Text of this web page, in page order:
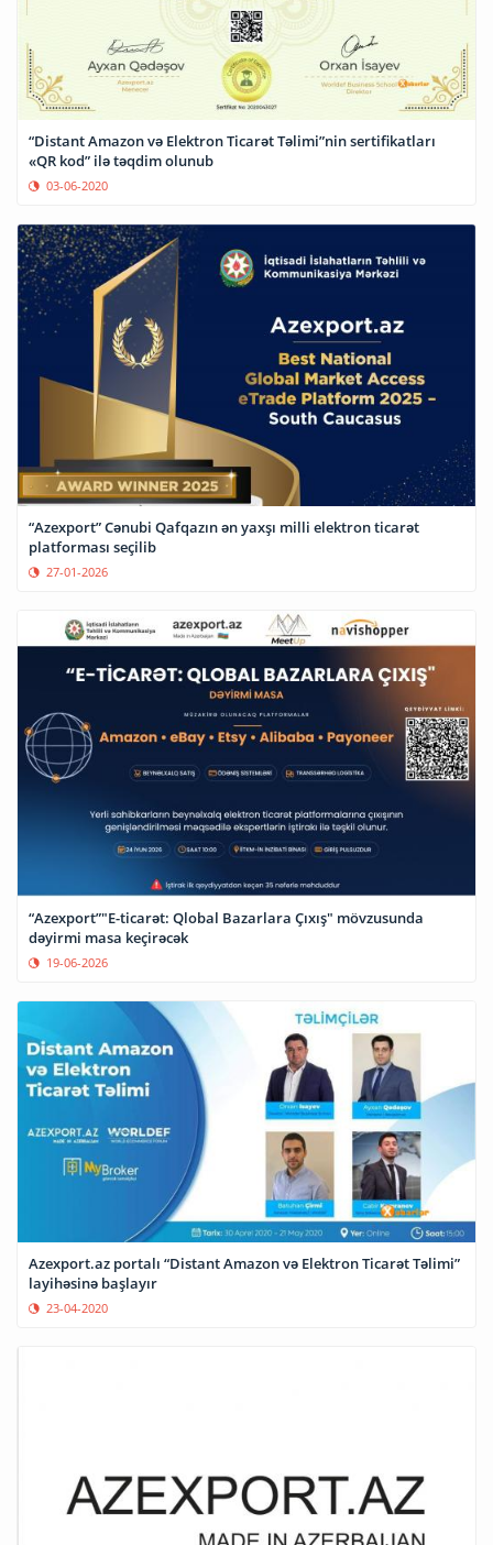
“Distant Amazon və Elektron Ticarət Təlimi”nin sertifikatları
«QR kod” ilə təqdim olunub
03-06-2020
“Azexport” Cənubi Qafqazın ən yaxşı milli elektron ticarət
platforması seçilib
27-01-2026
“Azexport”"E-ticarət: Qlobal Bazarlara Çıxış" mövzusunda
dəyirmi masa keçirəcək
19-06-2026
Azexport.az portalı “Distant Amazon və Elektron Ticarət Təlimi”
layihəsinə başlayır
23-04-2020